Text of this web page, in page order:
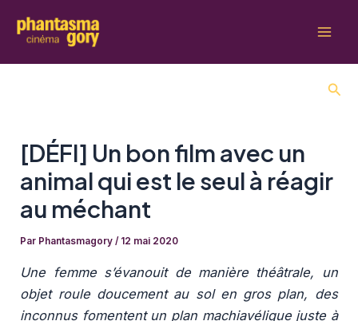
[DÉFI] Un bon film avec un
animal qui est le seul à réagir
au méchant
Par Phantasmagory/ 12 mai 2020
Une femme s’évanouit de manière théâtrale, un
objet roule doucement au sol en gros plan, des
inconnus fomentent un plan machiavélique juste à